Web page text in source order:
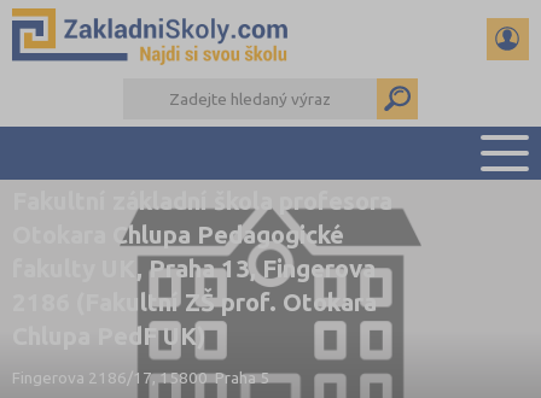
PŘEHLED ŠKOL
PŘIJÍMAČKY NA SŠ
RADY A ČLÁNKY
ČTENÁŘSKÝ DENÍK
DALŠÍ DRUHY ŠKOL
Fakultní základní škola profesora
Otokara Chlupa Pedagogické
fakulty UK, Praha 13, Fingerova
2186 (Fakultní ZŠ prof. Otokara
Chlupa PedF UK)
Fingerova 2186/17, 15800 Praha 5